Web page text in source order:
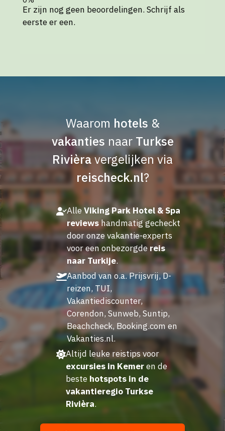
Er zijn nog geen beoordelingen. Schrijf als
eerste er een.
Waarom hotels &
vakanties naar Turkse
Rivièravergelijken via
reischeck.nl?
AlleViking Park Hotel & Spa
reviewshandmatig gecheckt
door onze vakantie-experts
voor een onbezorgde reis
naar Turkije.
Aanbod van o.a. Prijsvrij, D-
reizen, TUI,
Vakantiediscounter,
Corendon, Sunweb, Suntip,
Beachcheck, Booking.com en
Vakanties.nl.
Altijd leuke reistips voor
excursies in Kemeren de
beste hotspots in de
vakantieregio Turkse
Rivièra.